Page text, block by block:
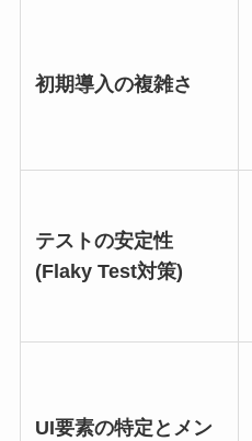
初期導入の複雑さ
テストの安定性
(Flaky Test対策)
UI要素の特定とメン